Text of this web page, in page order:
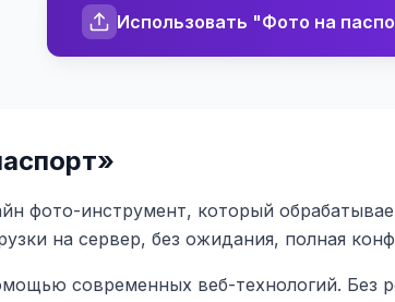
Использовать "Фото на
»
фото-инструмент, который
на сервер, без ожидания, полная
современных веб-технологий. Без